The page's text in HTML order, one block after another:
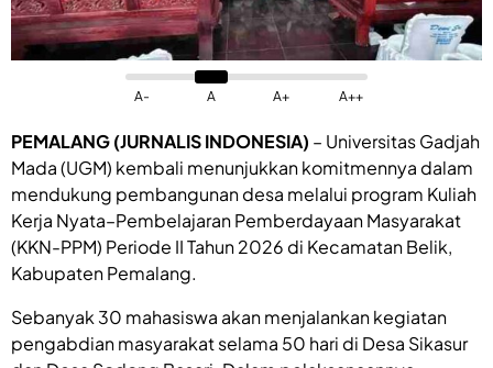
A- A A+ A++
PEMALANG (JURNALIS INDONESIA) – Universitas Gadjah
Mada (UGM) kembali menunjukkan komitmennya dalam
mendukung pembangunan desa melalui program Kuliah
Kerja Nyata–Pembelajaran Pemberdayaan Masyarakat
(KKN-PPM) Periode II Tahun 2026 di Kecamatan Belik,
Kabupaten Pemalang.
Sebanyak 30 mahasiswa akan menjalankan kegiatan
pengabdian masyarakat selama 50 hari di Desa Sikasur